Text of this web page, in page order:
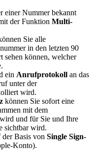
einer Nummer bekannt
der Funktion Multi-
Sie alle
in den letzten 90
sehen können, welcher
ein Anrufprotokoll an das
unter der
wird.
können Sie sofort eine
mit dem
und für Sie und Ihre
sichtbar wird.
Basis von Single Sign-
Konto).